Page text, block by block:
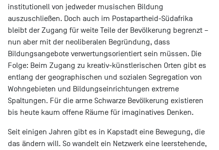
institutionell von jedweder musischen Bildung
auszuschließen. Doch auch im Postapartheid-Südafrika
bleibt der Zugang für weite Teile der Bevölkerung begrenzt –
nun aber mit der neoliberalen Begründung, dass
Bildungsangebote verwertungsorientiert sein müssen. Die
Folge: Beim Zugang zu kreativ-künstlerischen Orten gibt es
entlang der geographischen und sozialen Segregation von
Wohngebieten und Bildungseinrichtungen extreme
Spaltungen. Für die arme Schwarze Bevölkerung existieren
bis heute kaum offene Räume für imaginatives Denken.
Seit einigen Jahren gibt es in Kapstadt eine Bewegung, die
das ändern will. So wandelt ein Netzwerk eine leerstehende,